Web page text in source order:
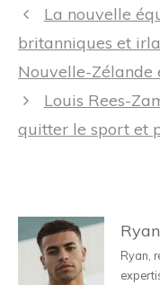
Navigation
des
La nouvelle
britanniques et
Nouvelle-Zélande
Louis Rees-
quitter le sport et
Ryan
Ryan,